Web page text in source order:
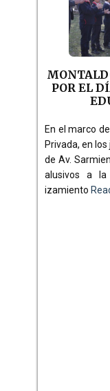
POR EL
En el marco
Privada, en
de Av.
alusivos a
izamiento